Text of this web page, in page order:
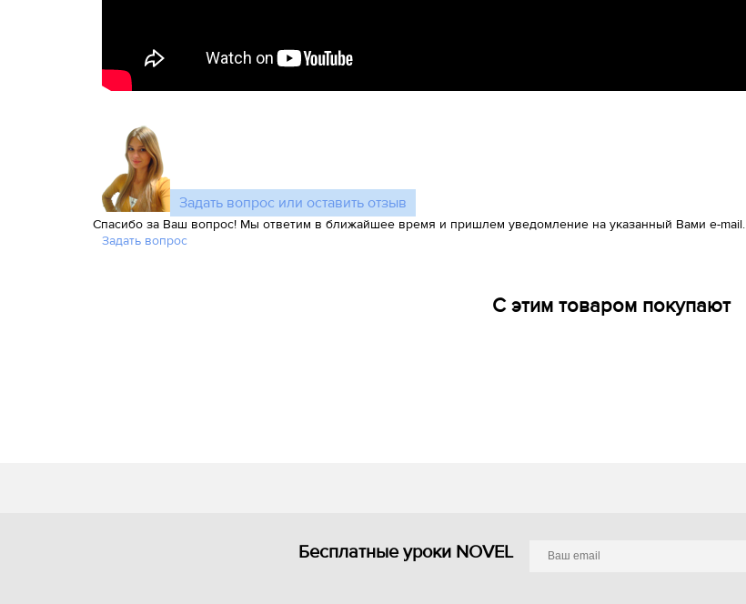
Задать вопрос или оставить отзыв
Спасибо за Ваш вопрос! Мы ответим в ближайшее время и пришлем уведомление на указанный Вами e-mail.
Задать вопрос
С этим товаром покупают
Бесплатные уроки NOVEL